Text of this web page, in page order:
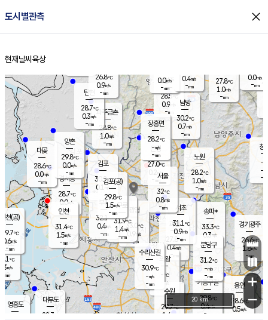
도시별관측 close
홈
현재날씨 육상
의도
℃
m/s
mm
영흥도
양주
28.5℃
0.9
-mm
과천
27.8℃
0.4m/s
- mm
용인
28.6℃
0.5m/s
경기광주
26.6℃
1.8m/s
-mm
대부도
28.3
경서동
28.7℃
0.0m/s
-mm
파주금촌
28.8℃
1.0m/s
-mm
27.8℃
1.0m/s
-mm
대곶
28.6℃
0.0m/s
-mm
창
-
-m/
-
탄현
28.7℃
0.3m/s
-mm
0.0m/s
-mm
의왕
- ℃
m/s
mm
김포
30.2℃
0.1 m/s
mm
광명
33.0
℃
0.9 m/s
-mm
부천
32.1℃
0.4m/s
-mm
양촌
29.8℃
0.0m/s
-mm
구로
31.9℃
1.4m/s
-mm
은평
27.0℃
0.2 m/s
- mm
노원
28.2℃
1.0m/s
-mm
송파*
33.3℃
0.3m/s
-mm
서초
31.1℃
0.9m/s
-mm
남방
30.2℃
0.7m/s
-mm
기흥구갈
29.8℃
0.4m/s
-
수리산길
30.9℃
-m/s
-mm
분당구
31.2℃
-m/s
-mm
장흥면
28.2℃
-m/s
-mm
0.0m/s
-mm
인천(공)
29.7℃
0.6m/s
-mm
김포(공)
29.8℃
1.5m/s
-mm
수원
29.7℃
1.4 m/s
인천
31.4℃
1.5m/s
-mm
서울
32℃
0.8m/s
-mm
26.8℃
0.9m/s
-mm
0.4m/s
-mm
+
−
20 km